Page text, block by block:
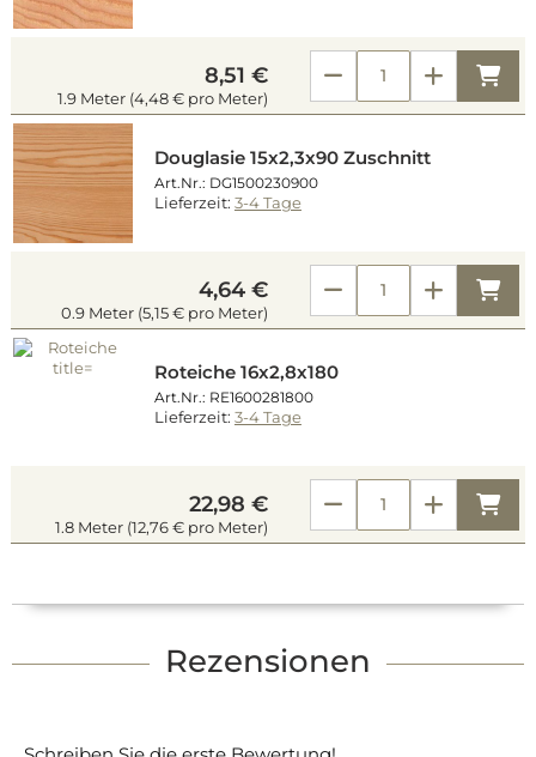
8,51 €
1.9 Meter (4,48 € pro Meter)
Douglasie 15x2,3x90 Zuschnitt
Art.Nr.: DG1500230900
Lieferzeit: 3-4 Tage
4,64 €
0.9 Meter (5,15 € pro Meter)
Roteiche 16x2,8x180
Art.Nr.: RE1600281800
Lieferzeit: 3-4 Tage
22,98 €
1.8 Meter (12,76 € pro Meter)
Rezensionen